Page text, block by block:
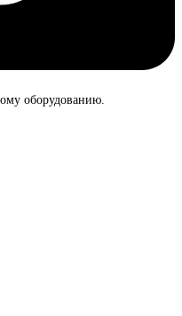
оборудованию.